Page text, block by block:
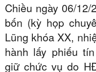
Chiều ngày 06/
bốn (kỳ họp
Lũng khóa XX,
hành lấy phiếu
giữ chức vụ do